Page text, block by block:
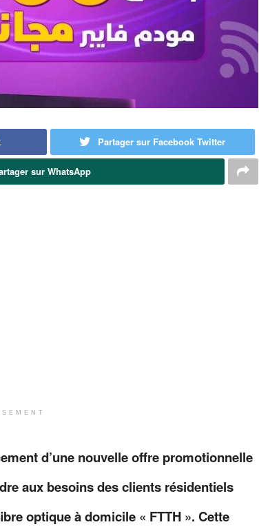
Partager sur Facebook Twitter
sur WhatsApp
d’une nouvelle offre promotionnelle
aux besoins des clients résidentiels
optique à domicile « FTTH ». Cette